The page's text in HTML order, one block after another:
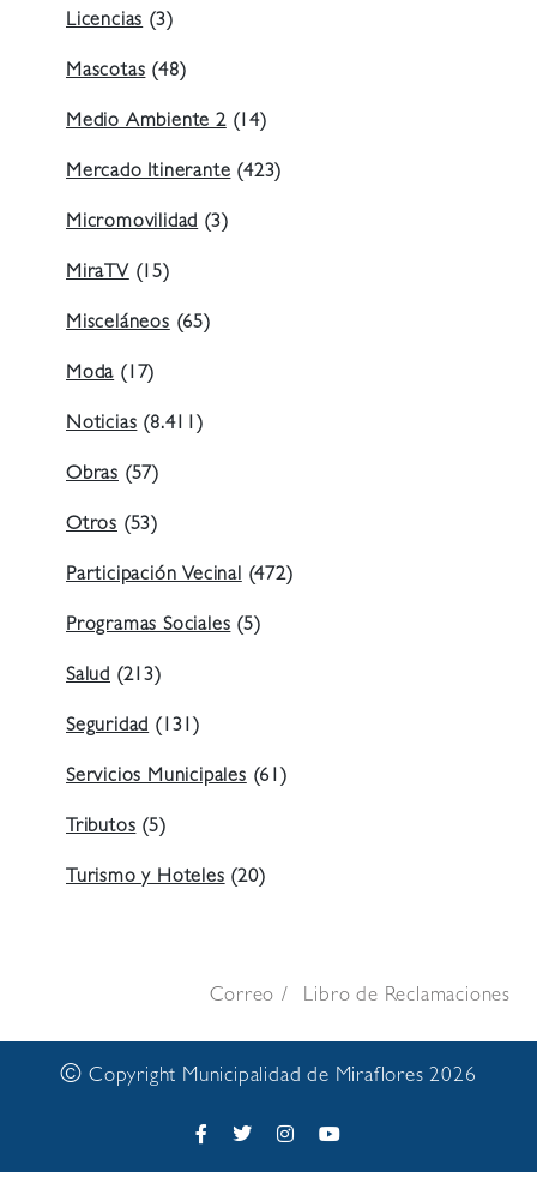
Licencias (3)
Mascotas (48)
Medio Ambiente 2(14)
Mercado Itinerante (423)
Micromovilidad (3)
MiraTV (15)
Misceláneos (65)
Moda (17)
Noticias (8.411)
Obras (57)
Otros (53)
Participación Vecinal (472)
Programas Sociales (5)
Salud (213)
Seguridad (131)
Servicios Municipales (61)
Tributos (5)
Turismo y Hoteles (20)
Correo Libro de Reclamaciones
© Copyright Municipalidad de Miraflores 2026